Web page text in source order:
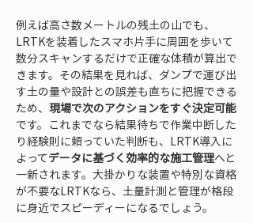
例えば高さ数メートルの残土の山でも、
LRTKを装着したスマホ片手に周囲を歩いて
数分スキャンするだけで正確な体積が算出で
きます。その結果を見れば、ダンプで運び出
す土の量や設計との誤差も直ちに把握できる
ため、 現場で次のアクションをすぐ決定可能
です。これまでなら結果待ちで作業中断した
り経験則に頼っていた判断も、LRTK導入に
よってデータに基づく効率的な施工管理へと
一新されます。大掛かりな装置や特別な資格
が不要なLRTKなら、土量計測と管理が格段
に身近でスピーディーになるでしょう。